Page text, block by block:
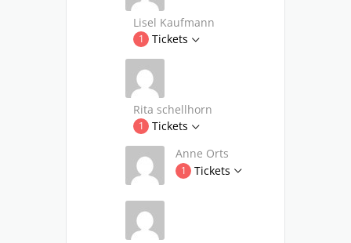
Lisel Kaufmann
1 Tickets
Rita schellhorn
1
Tickets
Anne Orts
1 Tickets